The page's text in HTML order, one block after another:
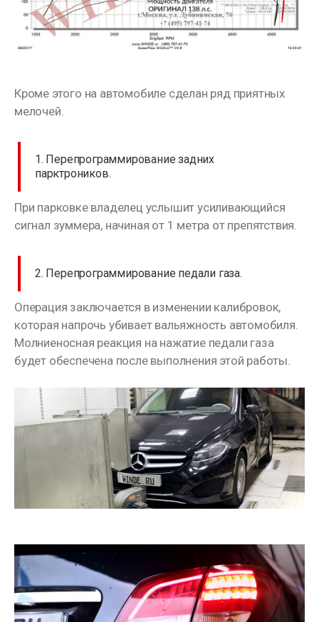
Кроме этого на автомобиле сделан ряд приятных
мелочей.
1. Перепрограммирование задних
парктроников.
При парковке владелец услышит усиливающийся
сигнал зуммера, начиная от 1 метра от препятствия.
2. Перепрограммирование педали газа.
Операция заключается в изменении калибровок,
которая напрочь убивает вальяжность автомобиля.
Молниеносная реакция на нажатие педали газа
будет обеспечена после выполнения этой работы.